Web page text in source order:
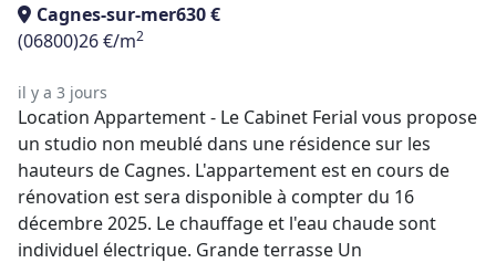
Cagnes-sur-mer630 €
(06800)26 €/m2
il y a 3 jours
Location Appartement - Le Cabinet Ferial vous propose
un studio non meublé dans une résidence sur les
hauteurs de Cagnes. L'appartement est en cours de
rénovation est sera disponible à compter du 16
décembre 2025. Le chauffage et l'eau chaude sont
individuel électrique. Grande terrasse Un